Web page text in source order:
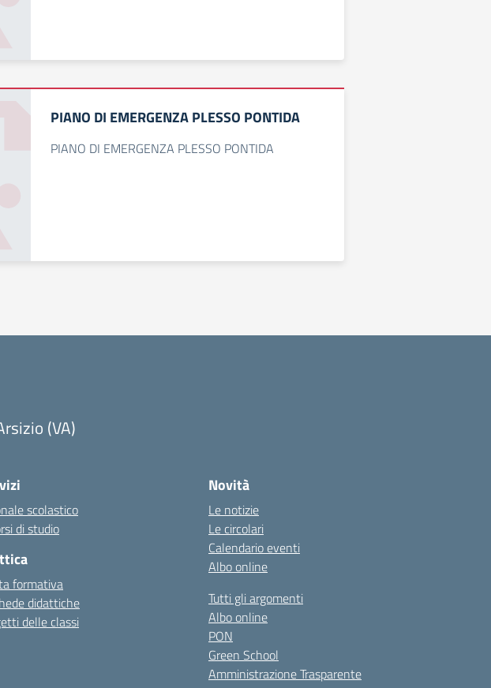
PIANO DI EMERGENZA PLESSO PONTIDA
PIANO DI EMERGENZA PLESSO PONTIDA
(VA)
scolastico
di studio
formativa
didattiche
delle classi
Novità
Le notizie
Le circolari
Calendario eventi
Albo online
Tutti gli argomenti
Albo online
PON
Green School
Amministrazione Trasparente